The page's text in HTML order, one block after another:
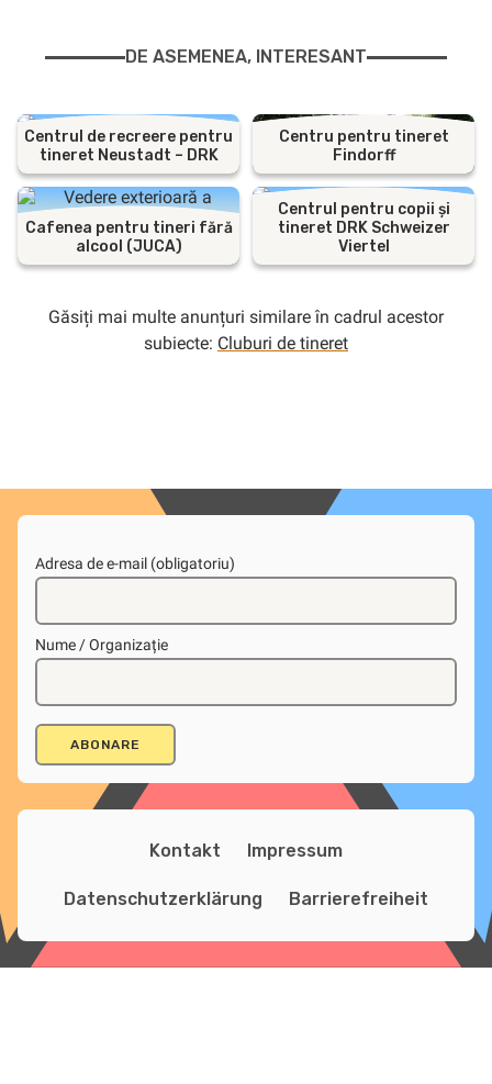
DE ASEMENEA, INTERESANT
Centrul de recreere pentru
tineret Neustadt – DRK
Centru pentru tineret
Findorff
Cafenea pentru tineri fără
alcool (JUCA)
Centrul pentru copii și
tineret DRK Schweizer
Viertel
Găsiți mai multe anunțuri similare în cadrul acestor
subiecte: Cluburi de tineret
Adresa de e-mail (obligatoriu)
Nume / Organizație
Kontakt Impressum
Datenschutzerklärung Barrierefreiheit